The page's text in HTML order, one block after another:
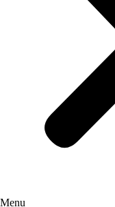
Menu